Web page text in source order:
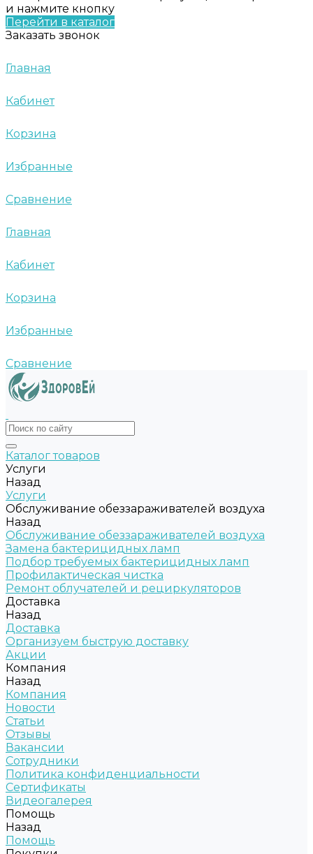
и нажмите кнопку
Перейти в каталог
Заказать звонок
Главная
Кабинет
Корзина
Избранные
Сравнение
Главная
Кабинет
Корзина
Избранные
Сравнение
Каталог товаров
Услуги
Назад
Услуги
Обслуживание обеззараживателей воздуха
Назад
Обслуживание обеззараживателей воздуха
Замена бактерицидных ламп
Подбор требуемых бактерицидных ламп
Профилактическая чистка
Ремонт облучателей и рециркуляторов
Доставка
Назад
Доставка
Организуем быструю доставку
Акции
Компания
Назад
Компания
Новости
Статьи
Отзывы
Вакансии
Сотрудники
Политика конфиденциальности
Сертификаты
Видеогалерея
Помощь
Назад
Помощь